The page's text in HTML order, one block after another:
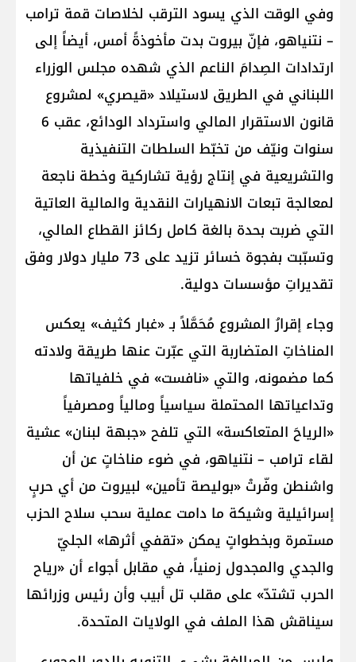
وفي الوقت الذي يسود الترقب لخلاصات قمة ترامب
– نتنياهو، فإنّ بيروت بدت مأخوذةً أمس، أيضاً إلى
ارتدادات الصِدامَ الناعم الذي شهده مجلس الوزراء
اللبناني في الطريق لاستيلاد «قيصري» لمشروع
قانون الاستقرار المالي واسترداد الودائع، عقب 6
سنوات ونيّف من تخبّط السلطات التنفيذية
والتشريعية في إنتاج رؤية تشاركية وخطة ناجعة
لمعالجة تبعات الانهيارات النقدية والمالية العاتية
التي ضربت بحدة بالغة كامل ركائز القطاع المالي،
وتسبّبت بفجوة خسائر تزيد على 73 مليار دولار وفق
تقديراتِ مؤسسات دولية.
وجاء إقرارُ المشروع مُحَمَّلاً بـ «غبار كثيف» يعكس
المناخاتِ المتضاربة التي عبّرت عنها طريقة ولادته
كما مضمونه، والتي «نافست» في خلفياتها
وتداعياتها المحتملة سياسياً ومالياً ومصرفياً
«الرياحَ المتعاكسة» التي تلفح «جبهة لبنان» عشية
لقاء ترامب – نتنياهو، في ضوء مناخاتٍ عن أن
واشنطن وفّرتْ «بوليصة تأمين» لبيروت من أي حربٍ
إسرائيلية وشيكة ما دامت عملية سحب سلاح الحزب
مستمرة وبخطواتٍ يمكن «تقفي أثرها» الجليّ
والجدي والمجدول زمنياً، في مقابل أجواء أن «رياح
الحرب تشتدّ» على مقلب تل أبيب وأن رئيس وزرائها
سيناقش هذا الملف في الولايات المتحدة.